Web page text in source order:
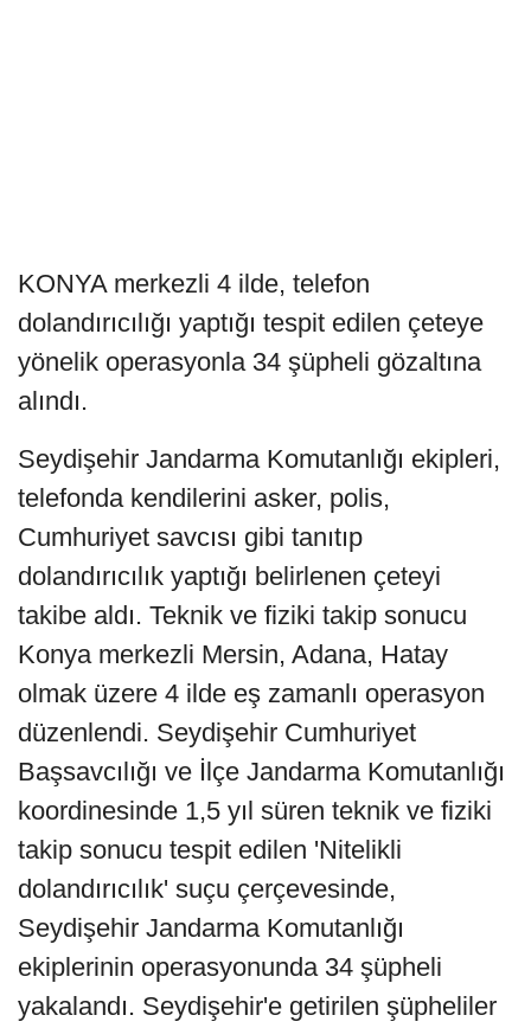
KONYA merkezli 4 ilde, telefon
dolandırıcılığı yaptığı tespit edilen çeteye
yönelik operasyonla 34 şüpheli gözaltına
alındı.
Seydişehir Jandarma Komutanlığı ekipleri,
telefonda kendilerini asker, polis,
Cumhuriyet savcısı gibi tanıtıp
dolandırıcılık yaptığı belirlenen çeteyi
takibe aldı. Teknik ve fiziki takip sonucu
Konya merkezli Mersin, Adana, Hatay
olmak üzere 4 ilde eş zamanlı operasyon
düzenlendi. Seydişehir Cumhuriyet
Başsavcılığı ve İlçe Jandarma Komutanlığı
koordinesinde 1,5 yıl süren teknik ve fiziki
takip sonucu tespit edilen 'Nitelikli
dolandırıcılık' suçu çerçevesinde,
Seydişehir Jandarma Komutanlığı
ekiplerinin operasyonunda 34 şüpheli
yakalandı. Seydişehir'e getirilen şüpheliler